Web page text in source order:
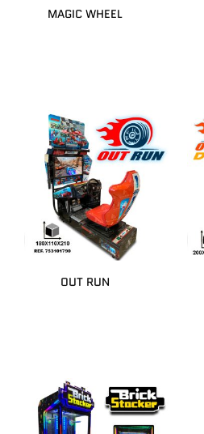
MAGIC WHEEL
OUT RUN